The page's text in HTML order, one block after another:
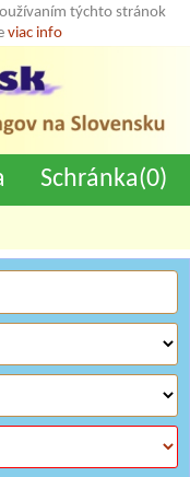
týchto stránok
viac info
Schránka(0)